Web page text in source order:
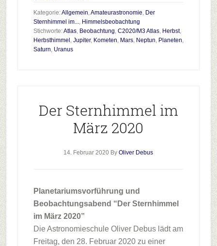
Plugin
Planeten
und
Kategorie:Allgemein Amateurastronomie Der
Sternhimmel im...
Himmelsbeobachtung
Stichworte:Atlas, Beobachtung C2020/M3 Atlas, Herbst,
Herbsthimmel Jupiter, Kometen Mars, Neptun Planeten
Saturn Uranus
Der Sternhimmel im
März 2020
14. Februar 2020 ByOliver Debus
Planetariumsvorführung und
Beobachtungsabend “Der Sternhimmel
im März 2020”
Die Astronomieschule Oliver Debus lädt am
Freitag, den 28. Februar 2020 zu einer